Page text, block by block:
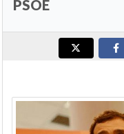
PSOE